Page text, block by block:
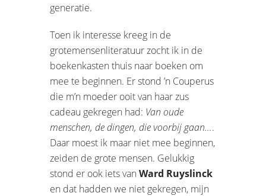
generatie.
Toen ik interesse kreeg in de
grotemensenliteratuur zocht ik in de
boekenkasten thuis naar boeken om
mee te beginnen. Er stond ’n Couperus
die m’n moeder ooit van haar zus
cadeau gekregen had: Van oude
menschen, de dingen, die voorbij gaan….
Daar moest ik maar niet mee beginnen,
zeiden de grote mensen. Gelukkig
stond er ook iets vanWard Ruyslinck
en dat hadden we niet gekregen, mijn